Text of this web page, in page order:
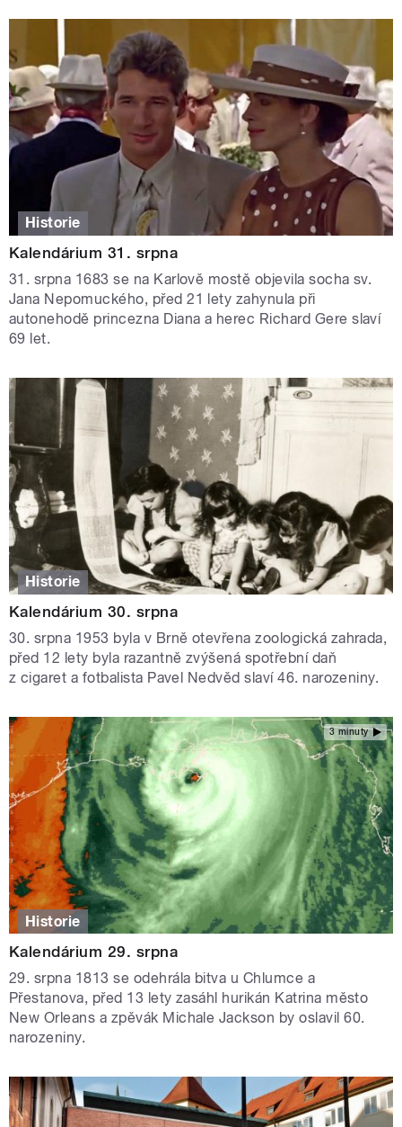
Historie
Kalendárium 31. srpna
31. srpna 1683 se na Karlově mostě objevila socha sv.
Jana Nepomuckého, před 21 lety zahynula při
autonehodě princezna Diana a herec Richard Gere slaví
69 let.
Historie
Kalendárium 30. srpna
30. srpna 1953 byla v Brně otevřena zoologická zahrada,
před 12 lety byla razantně zvýšená spotřební daň
z cigaret a fotbalista Pavel Nedvěd slaví 46. narozeniny.
3 minuty
Historie
Kalendárium 29. srpna
29. srpna 1813 se odehrála bitva u Chlumce a
Přestanova, před 13 lety zasáhl hurikán Katrina město
New Orleans a zpěvák Michale Jackson by oslavil 60.
narozeniny.